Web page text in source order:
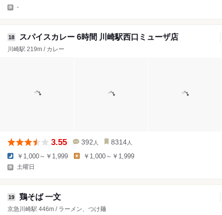
-
18 スパイスカレー 6時間 川崎駅西口ミューザ店
川崎駅 219m / カレー
3.55 392 人 8314 人
￥1,000～￥1,999 ￥1,000～￥1,999
土曜日
19 鶏そば 一文
京急川崎駅 446m / ラーメン、つけ麺